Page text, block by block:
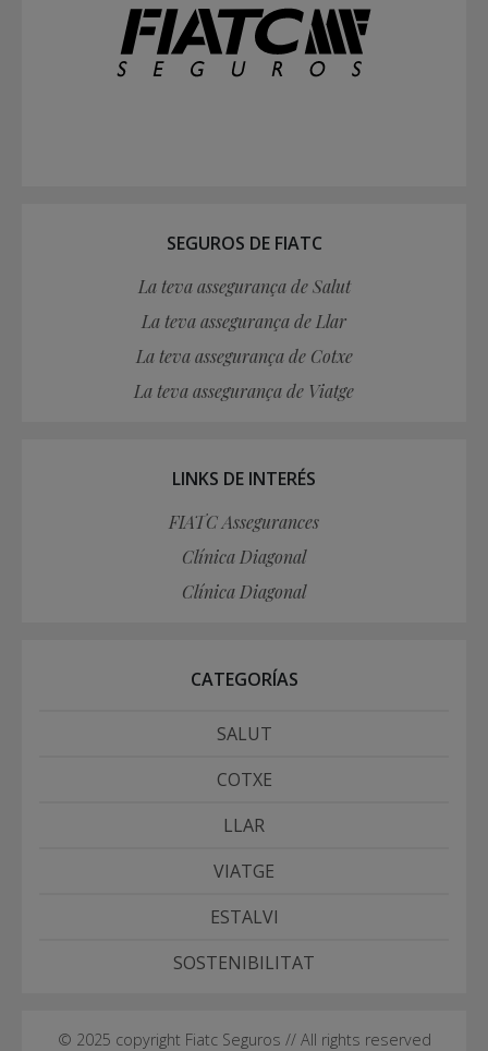
SEGUROS DE FIATC
La teva assegurança de Salut
La teva assegurança de Llar
La teva assegurança de Cotxe
La teva assegurança de Viatge
LINKS DE INTERÉS
FIATC Assegurances
Clínica Diagonal
Clínica Diagonal
CATEGORÍAS
SALUT
COTXE
LLAR
VIATGE
ESTALVI
SOSTENIBILITAT
© 2025 copyright Fiatc Seguros // All rights reserved